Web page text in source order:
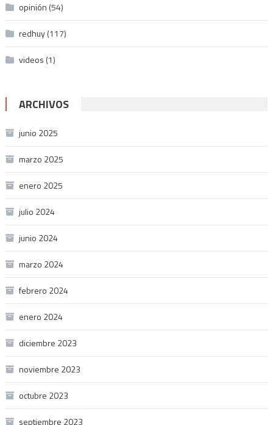
opinión (54)
redhuy(117)
videos (1)
ARCHIVOS
junio 2025
marzo 2025
enero 2025
julio 2024
junio 2024
marzo 2024
febrero 2024
enero 2024
diciembre 2023
noviembre 2023
octubre 2023
septiembre 2023